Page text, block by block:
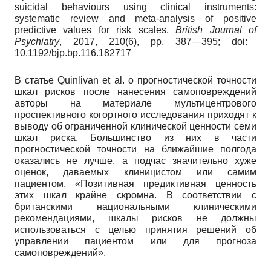
suicidal behaviours using clinical instruments:
systematic review and meta-analysis of positive
predictive values for risk scales.British Journal
of
Psychiatry, 2017, 210(6), pp. 387—395; doi:
10.1192/bjp.bp.116.182717
В статьеQuinlivan et al . о прогностической точности
шкал рисков после нанесения самоповреждений
авторы на материале мультицентро­вого
проспективного когортного исследования приходят к
выводу об ограниченной клинической ценности семи
шкал риска. Большинство из них в части
прогностической точности на ближайшие полгода
оказались не лучше, а подчас значительно хуже
оценок, даваемых клиницистом или самим
пациентом. «Позитивная предиктивная ценность
этих шкал крайне скромна. В соответствии с
британскими национальными клиническими
рекомендациями, шкалы рисков не должны
использоваться с целью принятия решений об
управлении пациентом или для прогноза
самоповреждений».